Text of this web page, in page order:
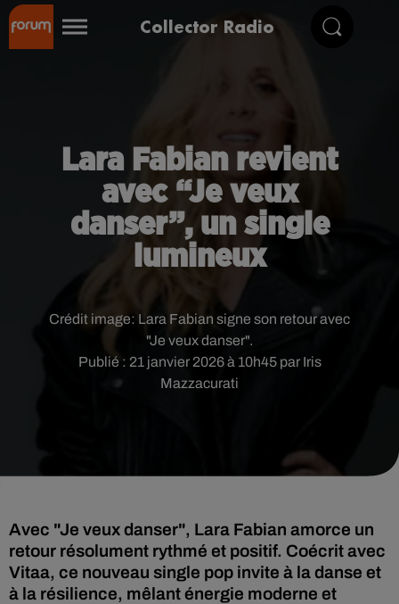
Collector Radio
Lara Fabian revient
avec “Je veux
danser”, un single
lumineux
Publié : 21 janvier 2026 à 10h45 par Iris
Mazzacurati
Crédit image: Lara Fabian signe son retour avec
"Je veux danser".
Avec "Je veux danser", Lara Fabian amorce un
retour résolument rythmé et positif. Coécrit avec
Vitaa, ce nouveau single pop invite à la danse et
à la résilience, mêlant énergie moderne et